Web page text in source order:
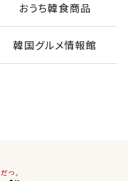
おうち韓食商品
韓国グルメ情報館